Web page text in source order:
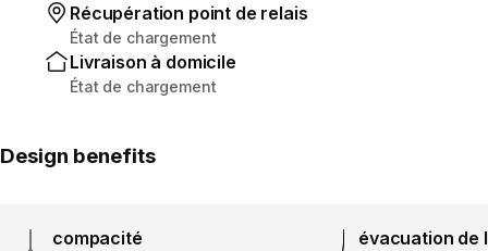
Récupération point de relais
État de chargement
Livraison à domicile
État de chargement
Design benefits
compacité
évacuation de